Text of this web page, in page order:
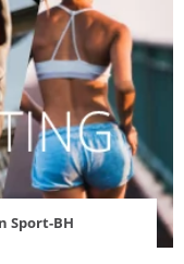
Sport-BH